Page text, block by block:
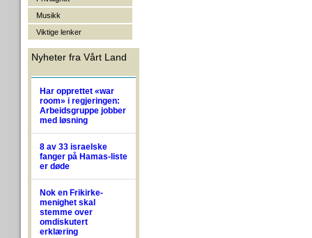
Musikk
Viktige lenker
Nyheter fra Vårt Land
Har opprettet «war
room» i regjeringen:
Arbeidsgruppe jobber
med løsning
8 av 33 israelske
fanger på Hamas-liste
er døde
Nok en Frikirke-
menighet skal
stemme over
omdiskutert
erklæring